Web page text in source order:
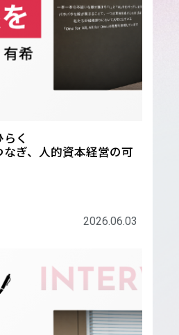
く
ぎ、人的資本経営の可
2026.06.03